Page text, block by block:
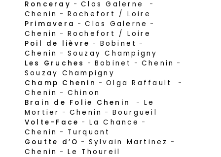
Ronceray - Clos Galerne
-
Chenin - Rochefort / Loire
Primavera - Clos Galerne -
Chenin - Rochefort / Loire
Poil de lièvre - Bobinet -
Chenin - Souzay Champigny
Les Gruches - Bobinet - Chenin -
Souzay Champigny
Champ Chenin - Olga Raffault
-
Chenin - Chinon
Brain de Folie Chenin
- Le
Mortier - Chenin - Bourgueil
Volte-Face - La Chance -
Chenin - Turquant
Goutte d’O - Sylvain Martinez -
Chenin - Le Thoureil